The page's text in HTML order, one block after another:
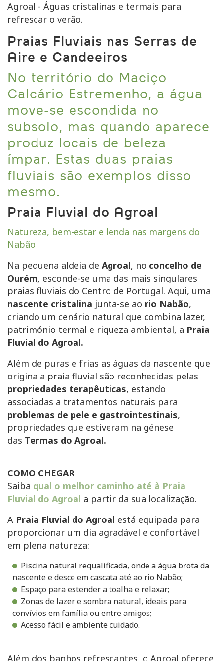
Agroal - Águas cristalinas e termais para
refrescar o verão.
Praias Fluviais nas Serras de
Aire e Candeeiros
No território do Maciço
Calcário Estremenho, a água
move-se escondida no
subsolo, mas quando aparece
produz locais de beleza
ímpar. Estas duas praias
fluviais são exemplos disso
mesmo.
Praia Fluvial do Agroal
Natureza, bem-estar e lenda nas margens do
Nabão
Na pequena aldeia de Agroal, no concelho de
Ourém, esconde-se uma das mais singulares
praias fluviais do Centro de Portugal. Aqui, uma
nascente cristalina junta-se ao rio Nabão,
criando um cenário natural que combina lazer,
património termal e riqueza ambiental, a Praia
Fluvial do Agroal.
Além de puras e frias as águas da nascente que
origina a praia fluvial são reconhecidas pelas
propriedades terapêuticas, estando
associadas a tratamentos naturais para
problemas de pele e gastrointestinais,
propriedades que estiveram na génese
das Termas do Agroal.
COMO CHEGAR
Saiba qual o melhor caminho até à Praia
Fluvial do Agroal a partir da sua localização.
A Praia Fluvial do Agroal está equipada para
proporcionar um dia agradável e confortável
em plena natureza:
Piscina natural requalificada, onde a água brota da
nascente e desce em cascata até ao rio Nabão;
Espaço para estender a toalha e relaxar;
Zonas de lazer e sombra natural, ideais para
convívios em família ou entre amigos;
Acesso fácil e ambiente cuidado.
Além dos banhos refrescantes, o Agroal oferece